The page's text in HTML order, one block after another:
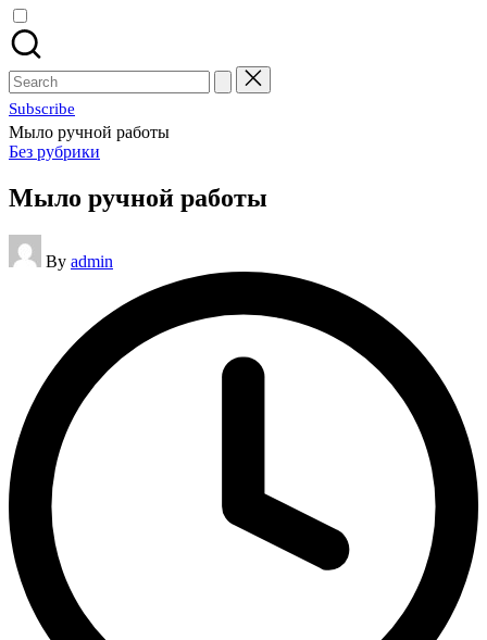
Search
for:
Subscribe
Мыло ручной работы
Posted
Без рубрики
Мыло ручной работы
Posted
by
By admin